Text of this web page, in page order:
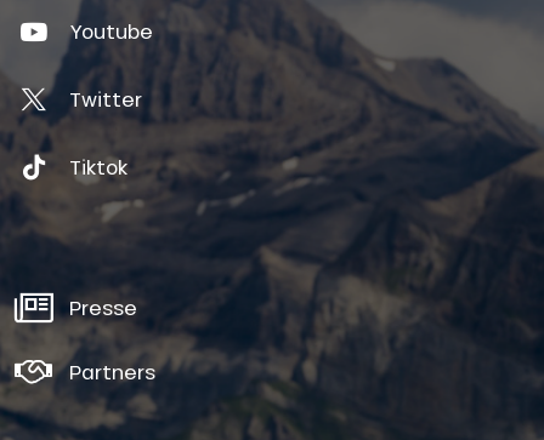
Youtube
Twitter
Tiktok
Presse
Partners